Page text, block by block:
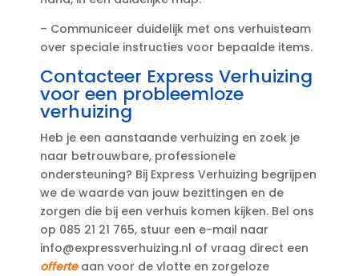
– Communiceer duidelijk met ons verhuisteam
over speciale instructies voor bepaalde items.​
Contacteer Express Verhuizing
voor een probleemloze
verhuizing
Heb je een aanstaande verhuizing en zoek je
naar betrouwbare, professionele
ondersteuning? Bij Express Verhuizing begrijpen
we de waarde van jouw bezittingen en de
zorgen die bij een verhuis komen kijken.​ Bel ons
op 085 21 21 765, stuur een e-mail naar
info@expressverhuizing.​nl of vraag direct een
offerteaan voor de vlotte en zorgeloze